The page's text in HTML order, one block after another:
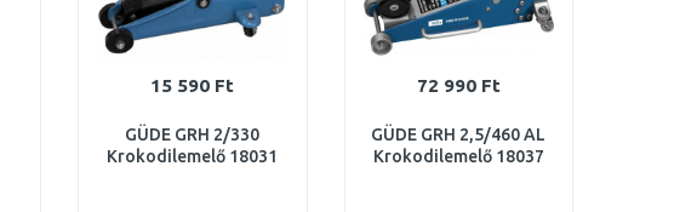
15 590 Ft
GÜDE GRH 2/330
Krokodilemelő 18031
72 990 Ft
GÜDE GRH 2,5/460 AL
Krokodilemelő 18037